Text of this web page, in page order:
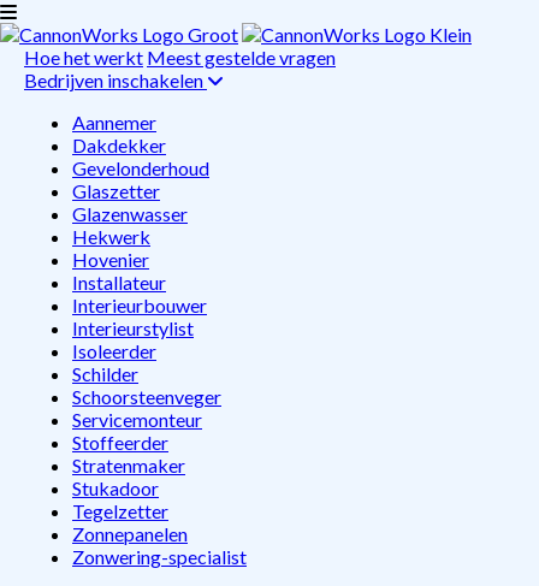
Hoe het werkt Meest gestelde vragen
Bedrijven inschakelen
Aannemer
Dakdekker
Gevelonderhoud
Glaszetter
Glazenwasser
Hekwerk
Hovenier
Installateur
Interieurbouwer
Interieurstylist
Isoleerder
Schilder
Schoorsteenveger
Servicemonteur
Stoffeerder
Stratenmaker
Stukadoor
Tegelzetter
Zonnepanelen
Zonwering-specialist